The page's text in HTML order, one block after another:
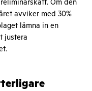
Om den
avviker med 30%
lämna in en
justera